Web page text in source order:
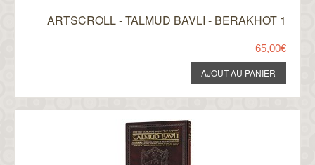
ARTSCROLL - TALMUD BAVLI - BERAKHOT 1
65,00€